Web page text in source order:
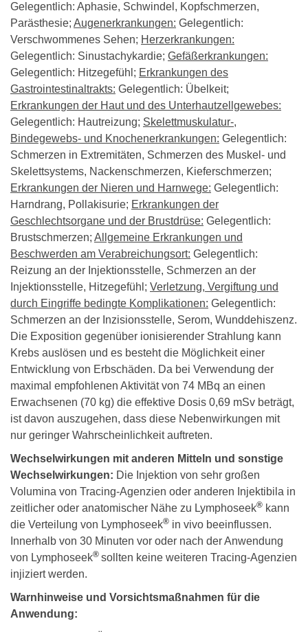
Gelegentlich: Aphasie, Schwindel, Kopfschmerzen,
Parästhesie; Augenerkrankungen: Gelegentlich:
Verschwommenes Sehen; Herzerkrankungen:
Gelegentlich: Sinustachykardie; Gefäßerkrankungen:
Gelegentlich: Hitzegefühl; Erkrankungen des
Gastrointestinaltrakts: Gelegentlich: Übelkeit;
Erkrankungen der Haut und des Unterhautzellgewebes:
Gelegentlich: Hautreizung; Skelettmuskulatur-,
Bindegewebs- und Knochenerkrankungen: Gelegentlich:
Schmerzen in Extremitäten, Schmerzen des Muskel- und
Skelettsystems, Nackenschmerzen, Kieferschmerzen;
Erkrankungen der Nieren und Harnwege: Gelegentlich:
Harndrang, Pollakisurie; Erkrankungen der
Geschlechtsorgane und der Brustdrüse: Gelegentlich:
Brustschmerzen; Allgemeine Erkrankungen und
Beschwerden am Verabreichungsort: Gelegentlich:
Reizung an der Injektionsstelle, Schmerzen an der
Injektionsstelle, Hitzegefühl; Verletzung, Vergiftung und
durch Eingriffe bedingte Komplikationen: Gelegentlich:
Schmerzen an der Inzisionsstelle, Serom, Wunddehiszenz.
Die Exposition gegenüber ionisierender Strahlung kann
Krebs auslösen und es besteht die Möglichkeit einer
Entwicklung von Erbschäden. Da bei Verwendung der
maximal empfohlenen Aktivität von 74 MBq an einen
Erwachsenen (70 kg) die effektive Dosis 0,69 mSv beträgt,
ist davon auszugehen, dass diese Nebenwirkungen mit
nur geringer Wahrscheinlichkeit auftreten.
Wechselwirkungen mit anderen Mitteln und sonstige
Wechselwirkungen: Die Injektion von sehr großen
Volumina von Tracing-Agenzien oder anderen Injektibila in
zeitlicher oder anatomischer Nähe zu Lymphoseek® kann
die Verteilung von Lymphoseek® in vivo beeinflussen.
Innerhalb von 30 Minuten vor oder nach der Anwendung
von Lymphoseek® sollten keine weiteren Tracing-Agenzien
injiziert werden.
Warnhinweise und Vorsichtsmaßnahmen für die
Anwendung: